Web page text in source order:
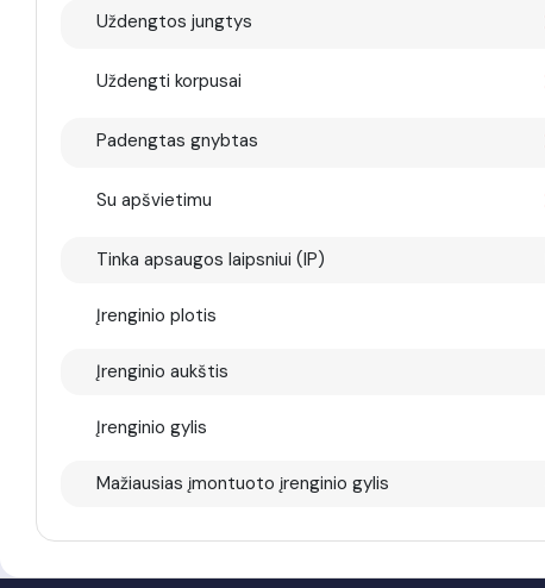
Uždengtos jungtys
Uždengti korpusai
Padengtas gnybtas
Su apšvietimu
Tinka apsaugos laipsniui (IP)
Įrenginio plotis
Įrenginio aukštis
Įrenginio gylis
Mažiausias įmontuoto įrenginio gylis